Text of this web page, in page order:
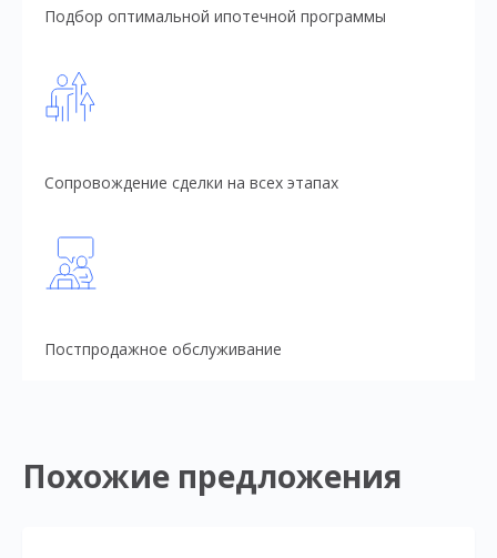
Подбор оптимальной ипотечной программы
Сопровождение сделки на всех этапах
Постпродажное обслуживание
Похожие предложения